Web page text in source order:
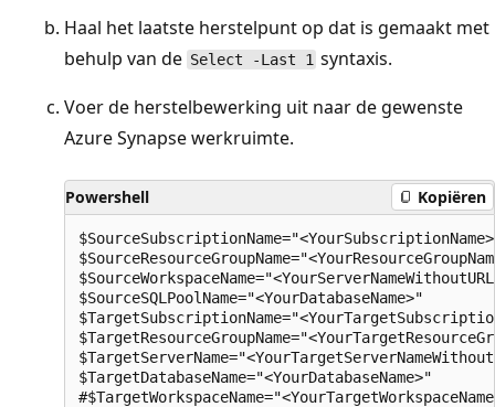
Haal het laatste herstelpunt op dat is gemaakt met
behulp van de Select -Last 1 syntaxis.
Voer de herstelbewerking uit naar de gewenste
Azure Synapse werkruimte.
Powershell Kopiëren
$SourceSQLPoolName="<YourDatabaseName>"
$TargetDatabaseName="<YourDatabaseName>"